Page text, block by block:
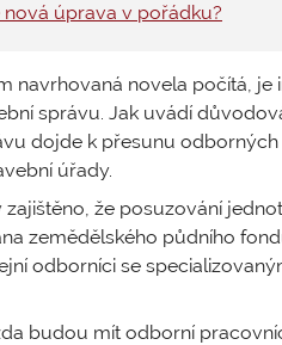
úprava v pořádku?
navrhovaná novela počítá,
správu. Jak uvádí
dojde k přesunu
úřady.
že posuzování
zemědělského půdního
odborníci se
budou mít odborní